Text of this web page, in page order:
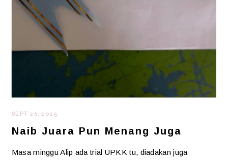
SEPT 26, 2025
Naib Juara Pun Menang Juga
Masa minggu Alip ada trial UPKK tu, diadakan juga